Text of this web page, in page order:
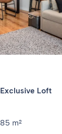
Loft
85 m²